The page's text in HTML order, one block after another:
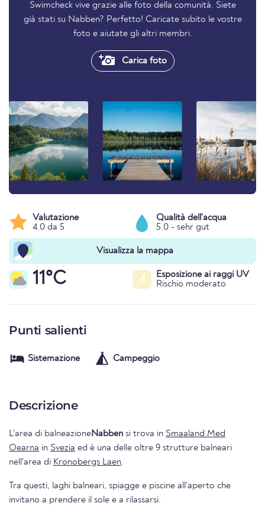
Swimcheck vive grazie alle foto della comunità. Siete
già stati su Nabben? Perfetto! Caricate subito le vostre
foto e aiutate gli altri membri.
Carica foto
Valutazione
4.0 da 5
Qualità dell'acqua
5.0 - sehr gut
Visualizza la mappa
11°C 4
Esposizione ai raggi UV
Rischio moderato
Punti salienti
Sistemazione Campeggio
Descrizione
L'area di balneazioneNabben si trova in Smaaland Med
Oearna in Svezia ed è una delle oltre 9 strutture balneari
nell'area di Kronobergs Laen.
Tra questi, laghi balneari, spiagge e piscine all'aperto che
invitano a prendere il sole e a rilassarsi.